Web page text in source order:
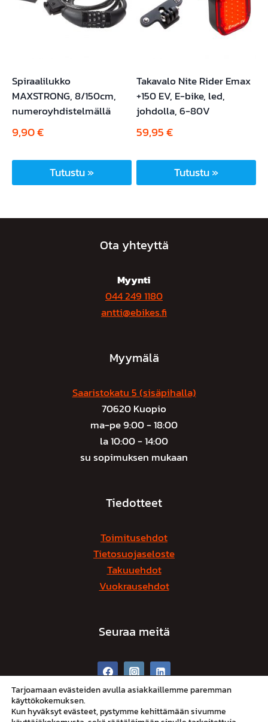
Spiraalilukko
MAXSTRONG, 8/150cm,
numeroyhdistelmällä
9,90€
Tutustu »
Takavalo Nite Rider Emax
+150 EV, E-bike, led,
johdolla, 6-80V
59,95€
Tutustu »
Ota yhteyttä
Myynti
044 249 1180
antti@ebikes.fi
Myymälä
Saaristokatu 5 (sisäpihalla)
70620 Kuopio
ma-pe 9:00 - 18:00
la 10:00 - 14:00
su sopimuksen mukaan
Tiedotteet
Toimitusehdot
Tietosuojaseloste
Takuuehdot
Vuokrausehdot
Seuraa meitä
Tarjoamaan evästeiden avulla asiakkaillemme paremman
käyttökokemuksen.
Kun hyväksyt evästeet, pystymme kehittämään sivumme